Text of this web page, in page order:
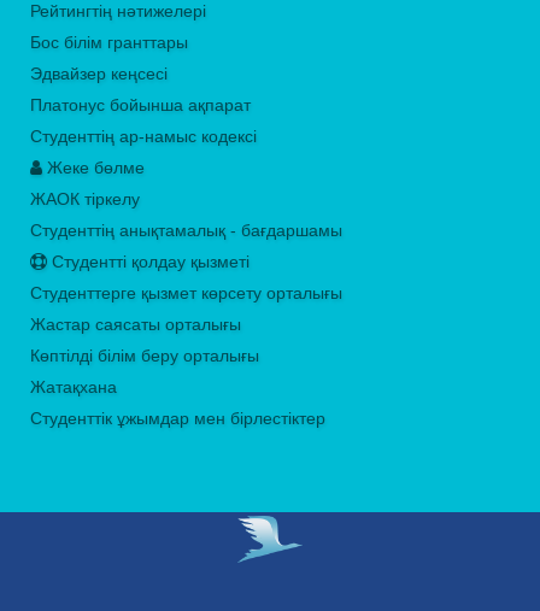
Рейтингтің нәтижелері
Бос білім гранттары
Эдвайзер кеңсесі
Платонус бойынша ақпарат
Студенттің ар-намыс кодексі
Жеке бөлме
ЖАОК тіркелу
Студенттің анықтамалық - бағдаршамы
Студентті қолдау қызметі
Студенттерге қызмет көрсету орталығы
Жастар саясаты орталығы
Көптілді білім беру орталығы
Жатақхана
Студенттік ұжымдар мен бірлестіктер